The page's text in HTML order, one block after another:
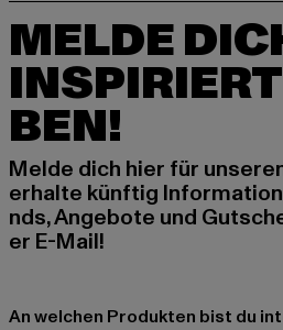
MELDE
BEN!
Melde dich hier für
erhalte künftig
nds, Angebote und
er E-Mail!
An welchen Produkten bist du